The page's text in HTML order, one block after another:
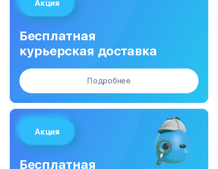
Акция
Бесплатная
курьерская доставка
Подробнее
Акция
Бесплатная